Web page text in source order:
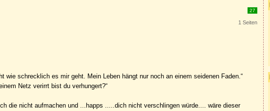
27
1 Seiten
wie schrecklich es mir geht. Mein Leben hängt nur noch an einem seidenen Faden.“
Netz verirrt bist du verhungert?“
die nicht aufmachen und ...happs .....dich nicht verschlingen würde.... wäre dieser